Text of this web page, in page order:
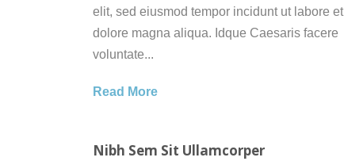
elit, sed eiusmod tempor incidunt ut labore et
dolore magna aliqua. Idque Caesaris facere
voluntate...
Read More
Nibh Sem Sit Ullamcorper